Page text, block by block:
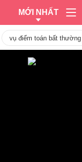
MỚI NHẤT
vụ điểm toán bất